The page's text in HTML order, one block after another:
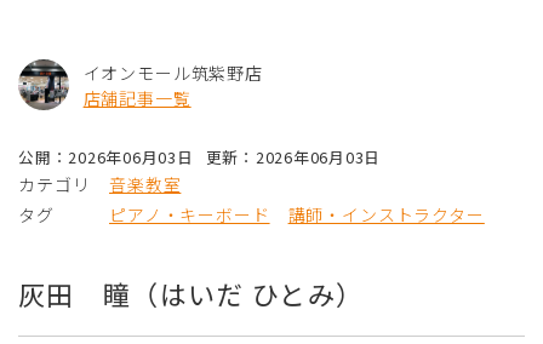
イオンモール筑紫野店
店舗記事一覧
公開：2026年06月03日 更新：2026年06月03日
カテゴリ
音楽教室
タグ
ピアノ・キーボード 講師・インストラクター
灰田 瞳（はいだ ひとみ）